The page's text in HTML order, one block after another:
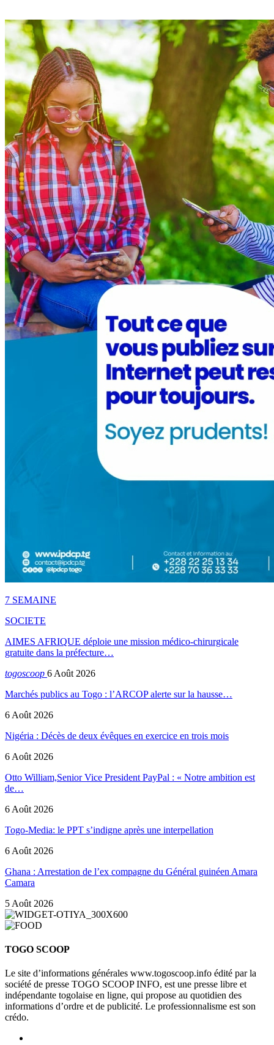
7 SEMAINE
SOCIETE
AIMES AFRIQUE déploie une mission médico-chirurgicale
gratuite dans la préfecture…
togoscoop 6 Août 2026
Marchés publics au Togo : l’ARCOP alerte sur la hausse…
6 Août 2026
Nigéria : Décès de deux évêques en exercice en trois mois
6 Août 2026
Otto William,Senior Vice President PayPal : « Notre ambition est
de…
6 Août 2026
Togo-Media: le PPT s’indigne après une interpellation
6 Août 2026
Ghana : Arrestation de l’ex compagne du Général guinéen Amara
Camara
5 Août 2026
TOGO SCOOP
Le site d’informations générales www.togoscoop.info édité par la
société de presse TOGO SCOOP INFO, est une presse libre et
indépendante togolaise en ligne, qui propose au quotidien des
informations d’ordre et de publicité. Le professionnalisme est son
crédo.